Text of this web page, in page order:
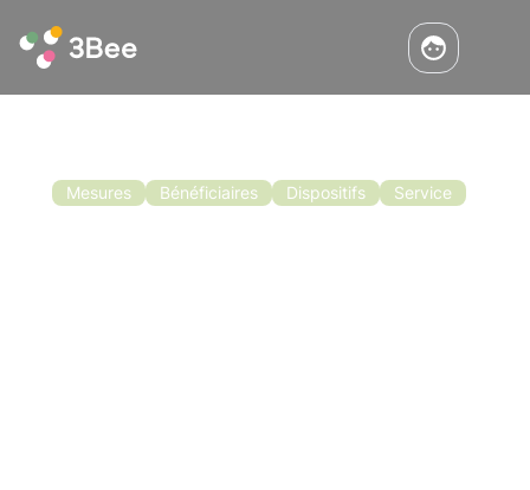
Mesures Bénéficiaires Dispositifs Service